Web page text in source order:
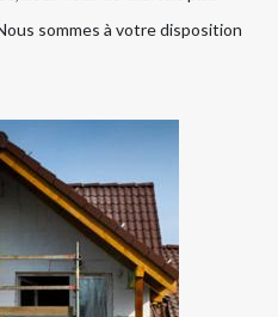
sommes à votre disposition